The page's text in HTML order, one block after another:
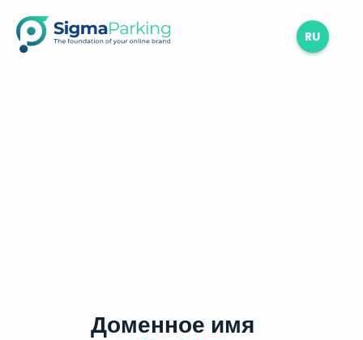
RU
Доменное имя